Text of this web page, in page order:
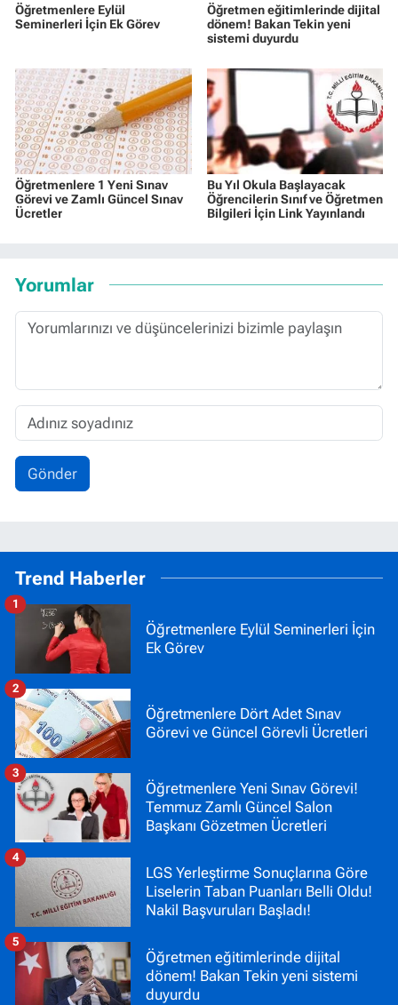
Öğretmenlere Eylül
Seminerleri İçin Ek Görev
Öğretmen eğitimlerinde dijital
dönem! Bakan Tekin yeni
sistemi duyurdu
Öğretmenlere 1 Yeni Sınav
Görevi ve Zamlı Güncel Sınav
Ücretler
Bu Yıl Okula Başlayacak
Öğrencilerin Sınıf ve Öğretmen
Bilgileri İçin Link Yayınlandı
Yorumlar
Gönder
Trend Haberler
Öğretmenlere Eylül Seminerleri İçin
Ek Görev
1
Öğretmenlere Dört Adet Sınav
Görevi ve Güncel Görevli Ücretleri
2
Öğretmenlere Yeni Sınav Görevi!
Temmuz Zamlı Güncel Salon
Başkanı Gözetmen Ücretleri
3
LGS Yerleştirme Sonuçlarına Göre
Liselerin Taban Puanları Belli Oldu!
Nakil Başvuruları Başladı!
4
Öğretmen eğitimlerinde dijital
dönem! Bakan Tekin yeni sistemi
duyurdu
5